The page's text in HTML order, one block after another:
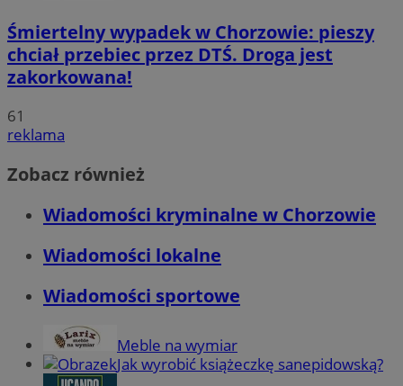
Śmiertelny wypadek w Chorzowie: pieszy
chciał przebiec przez DTŚ. Droga jest
zakorkowana!
61
reklama
Zobacz również
Wiadomości kryminalne w Chorzowie
Wiadomości lokalne
Wiadomości sportowe
Meble na wymiar
Jak wyrobić książeczkę sanepidowską?